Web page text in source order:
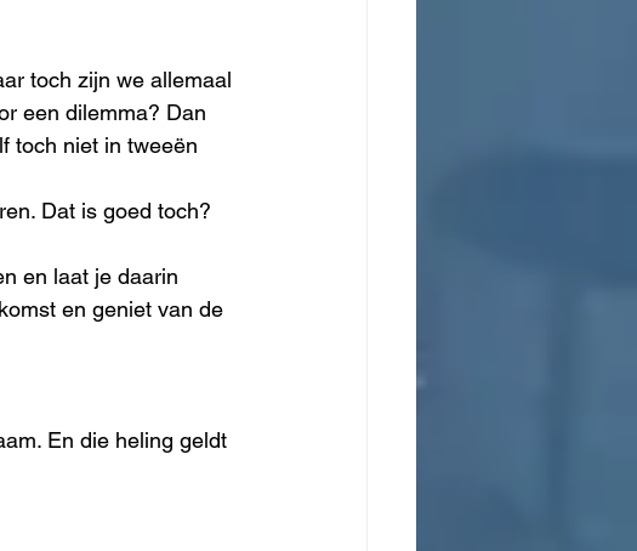
toch zijn we allemaal
een dilemma? Dan
toch niet in tweeën
Dat is goed toch?
en laat je daarin
en geniet van de
En die heling geldt